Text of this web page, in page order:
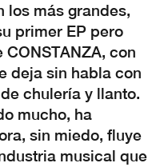
los más grandes,
primer EP pero
con
deja sin habla con
chulería y llanto.
mucho, ha
sin miedo, fluye
musical que